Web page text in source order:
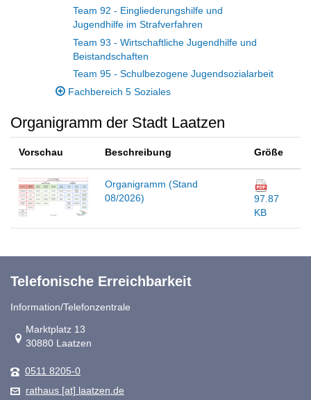
Team 92 - Eingliederungshilfe und
Jugendhilfe im Strafverfahren
Team 93 - Wirtschaftliche Jugendhilfe und
Beistandschaften
Team 95 - Schulbezogene Jugendsozialarbeit
Fachbereich 5 Soziales
Organigramm der Stadt Laatzen
Vorschau Beschreibung Größe
Organigramm (Stand
08/2026)
97.87
KB
Telefonische Erreichbarkeit
Information/Telefonzentrale
Link zur Google-Maps Navigation
Marktplatz 13
30880 Laatzen
0511 8205-0
rathaus [at] laatzen.de